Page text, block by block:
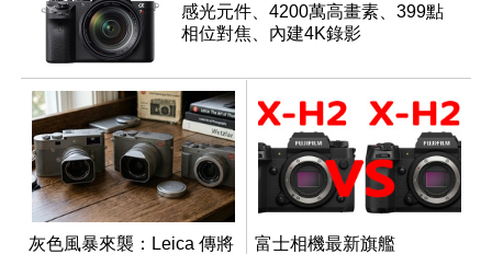
感光元件、4200萬高畫素、399點
相位對焦、內建4K錄影
灰色風暴來襲：Leica 傳將
富士相機最新旗艦